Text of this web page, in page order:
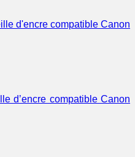
d’encre compatible Canon